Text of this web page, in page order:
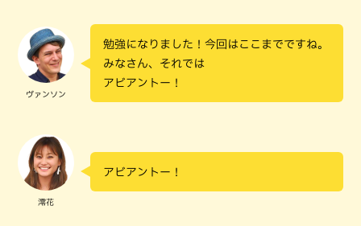
ヴァンソン
勉強になりました！今回はここまでですね。
みなさん、それでは
アビアントー！
澪花
アビアントー！